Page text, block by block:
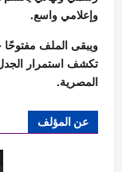
وإعلامي واسع.
ويبقى الملف
تكشف استمرار الجدل
المصرية.
عن المؤلف